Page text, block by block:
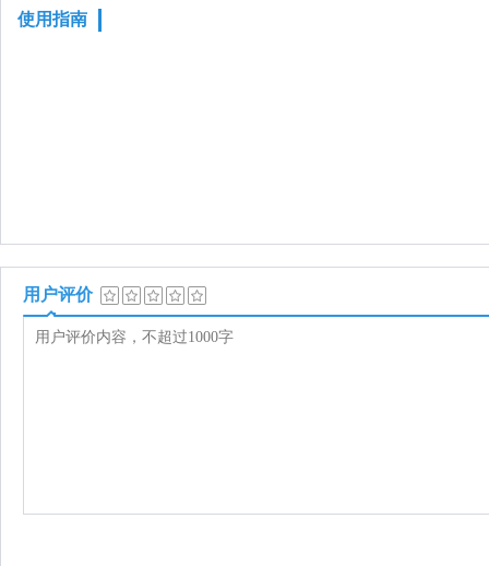
使用指南
用户评价